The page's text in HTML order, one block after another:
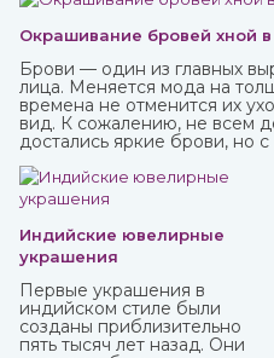
Окрашивание бровей хной
Брови — один из главных
лица. Меняется мода на
времена не отменится их
вид. К сожалению, не всем
достались яркие брови, но
которую можно приобрести
ИндоКитай.
Индийские ювелирные
украшения
Первые украшения в
индийском стиле были
созданы приблизительно
пять тысяч лет назад. Они